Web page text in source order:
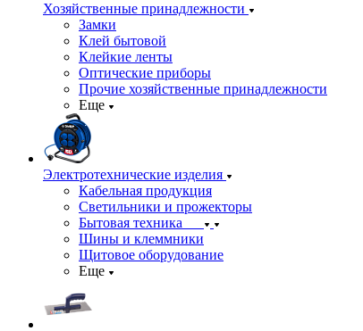
Хозяйственные принадлежности
Замки
Клей бытовой
Клейкие ленты
Оптические приборы
Прочие хозяйственные принадлежности
Еще
Электротехнические изделия
Кабельная продукция
Светильники и прожекторы
Бытовая техника
Шины и клеммники
Щитовое оборудование
Еще